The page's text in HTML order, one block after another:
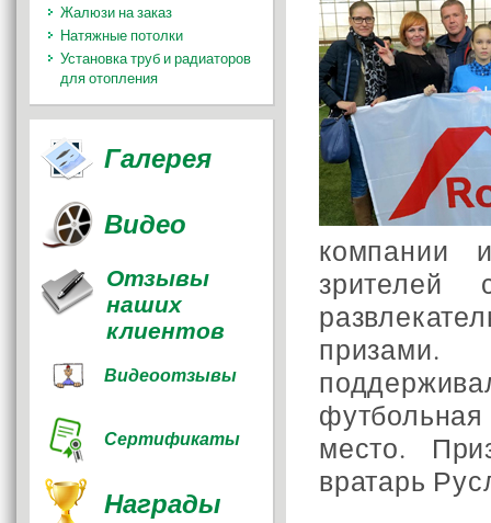
компании
зрителей
место.
вратарь
Жалюзи на заказ
Натяжные потолки
Установка труб и радиаторов
для отопления
Галерея
Видео
Отзывы
наших
клиентов
Видеоотзывы
Сертификаты
Награды